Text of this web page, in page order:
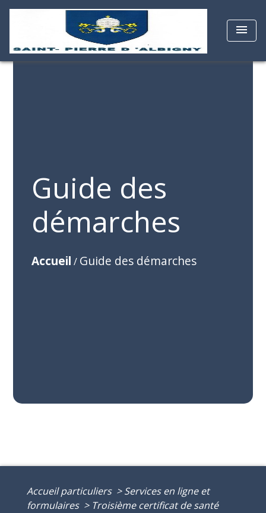
menu
Guide des
démarches
Accueil / Guide des démarches
Accueil particuliers > Services en ligne et
formulaires > Troisième certificat de santé